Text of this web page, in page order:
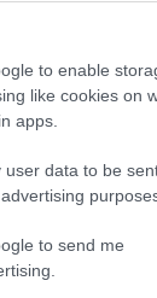
to enable
like cookies on
apps.
user data to be
to send me
Samsung
Google
erre a
rajtja óta